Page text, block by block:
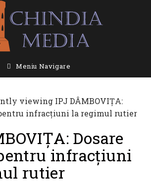
Meniu Navigare
Dosare
infracțiuni
rutier